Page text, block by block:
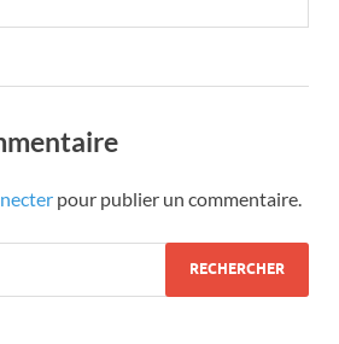
pour publier un commentaire.